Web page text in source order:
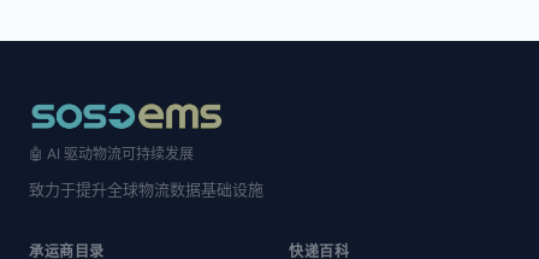
🤖 AI 驱动物流可持续发展
致力于提升全球物流数据基础设施
承运商目录 快递百科